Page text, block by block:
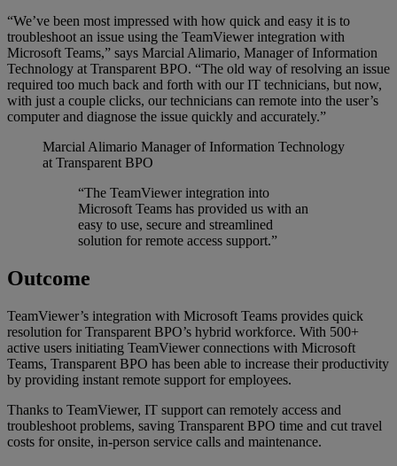
“We’ve been most impressed with how quick and easy it is to
troubleshoot an issue using the TeamViewer integration with
Microsoft Teams,” says Marcial Alimario, Manager of Information
Technology at Transparent BPO. “The old way of resolving an issue
required too much back and forth with our IT technicians, but now,
with just a couple clicks, our technicians can remote into the user’s
computer and diagnose the issue quickly and accurately.”
Marcial Alimario Manager of Information Technology
at Transparent BPO
“The TeamViewer integration into
Microsoft Teams has provided us with an
easy to use, secure and streamlined
solution for remote access support.”
Outcome
TeamViewer’s integration with Microsoft Teams provides quick
resolution for Transparent BPO’s hybrid workforce. With 500+
active users initiating TeamViewer connections with Microsoft
Teams, Transparent BPO has been able to increase their productivity
by providing instant remote support for employees.
Thanks to TeamViewer, IT support can remotely access and
troubleshoot problems, saving Transparent BPO time and cut travel
costs for onsite, in-person service calls and maintenance.